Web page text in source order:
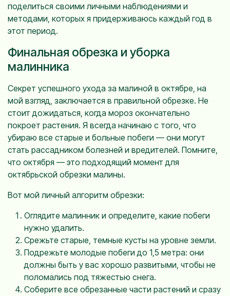
поделиться своими личными наблюдениями и
методами, которых я придерживаюсь каждый год в
этот период.
Финальная обрезка и уборка
малинника
Секрет успешного ухода за малиной в октябре, на
мой взгляд, заключается в правильной обрезке. Не
стоит дожидаться, когда мороз окончательно
покроет растения. Я всегда начинаю с того, что
убираю все старые и больные побеги — они могут
стать рассадником болезней и вредителей. Помните,
что октября — это подходящий момент для
октябрьской обрезки малины.
Вот мой личный алгоритм обрезки:
Оглядите малинник и определите, какие побеги
нужно удалить.
Срежьте старые, темные кусты на уровне земли.
Подрежьте молодые побеги до 1,5 метра: они
должны быть у вас хорошо развитыми, чтобы не
поломались под тяжестью снега.
Соберите все обрезанные части растений и сразу